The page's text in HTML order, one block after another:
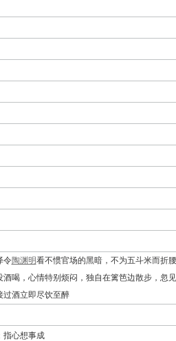
令陶渊明看不惯官场的黑暗，不为五斗米而折
酒喝，心情特别烦闷，独自在篱笆边散步，忽
过酒立即尽饮至醉
指心想事成